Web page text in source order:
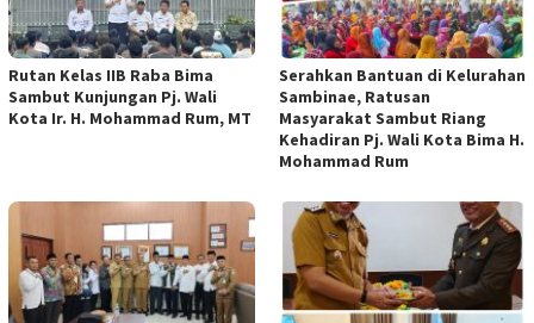
Rutan Kelas IIB Raba Bima
Sambut Kunjungan Pj. Wali
Kota Ir. H. Mohammad Rum, MT
Serahkan Bantuan di Kelurahan
Sambinae, Ratusan
Masyarakat Sambut Riang
Kehadiran Pj. Wali Kota Bima H.
Mohammad Rum